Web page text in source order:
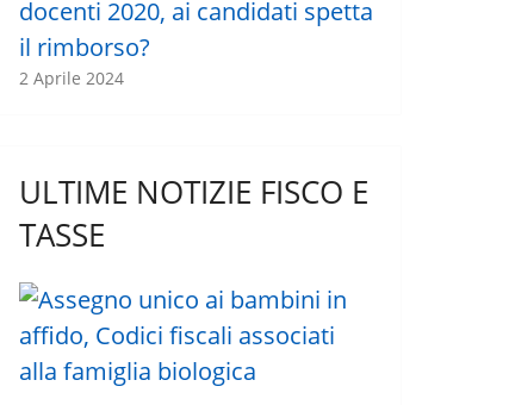
docenti 2020, ai candidati spetta
il rimborso?
2 Aprile 2024
ULTIME NOTIZIE FISCO E
TASSE